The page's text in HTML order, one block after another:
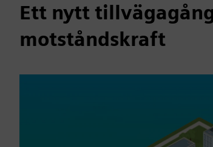
Ett nytt
motståndskraft